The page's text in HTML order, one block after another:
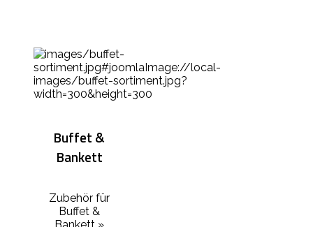
Buffet &
Bankett
Zubehör für
Buffet &
Bankett »